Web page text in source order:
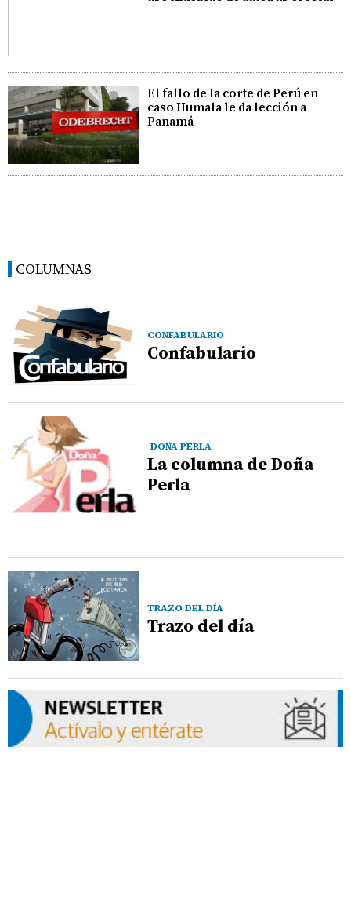
El fallo de la corte de Perú en
caso Humala le da lección a
Panamá
COLUMNAS
CONFABULARIO
Confabulario
DOÑA PERLA
La columna de Doña
Perla
TRAZO DEL DÍA
Trazo del día